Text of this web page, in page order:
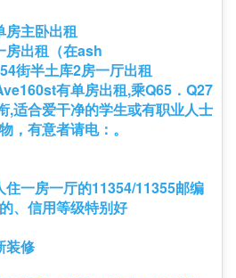
房主卧出租
房出租（在ash
街半土库2房一厅出租
有单房出租,乘Q65．Q27
,适合爱干净的学生或有职业人士
，有意者请电：。
住一房一厅的11354/11355邮编
、信用等级特别好
装修